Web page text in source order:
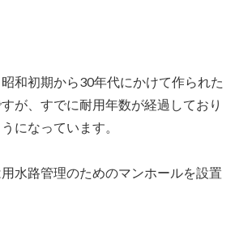
和初期から30年代にかけて作られた
が、すでに耐用年数が経過しており
になっています。
水路管理のためのマンホールを設置